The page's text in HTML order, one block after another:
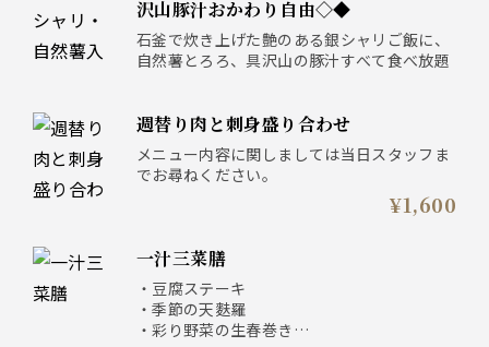
沢山豚汁おかわり自由◇◆
石釜で炊き上げた艶のある銀シャリご飯に、
自然薯とろろ、具沢山の豚汁すべて食べ放題
週替り肉と刺身盛り合わせ
メニュー内容に関しましては当日スタッフま
でお尋ねください。
¥1,600
一汁三菜膳
・豆腐ステーキ
・季節の天麩羅
・彩り野菜の生春巻き